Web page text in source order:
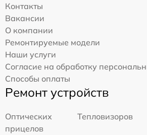
Контакты
Вакансии
О компании
Ремонтируемые модели
Наши услуги
Согласие на обработку
Способы оплаты
Ремонт устройств
Оптических
прицелов
Тепловизоров